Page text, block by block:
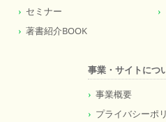
セミナー
著書紹介BOOK
事業・サイトにつ
事業概要
プライバシーポ